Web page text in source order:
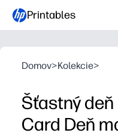
Printables
Domov>Kolekcie>
Šťastný
Card Deň